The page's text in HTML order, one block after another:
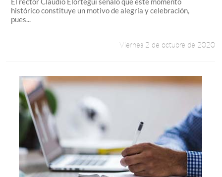
histórico constituye un motivo de alegría y celebración,
pues...
Viernes 2 de octubre de 2020